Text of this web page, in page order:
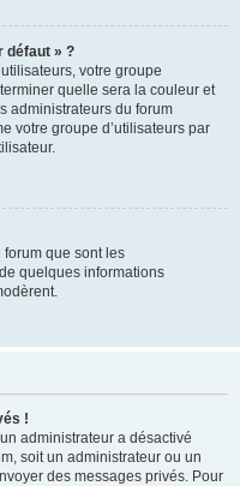
défaut » ?
votre groupe
quelle sera la couleur et
administrateurs du forum
votre groupe d’utilisateurs par
forum que sont les
quelques informations
!
administrateur a désactivé
soit un administrateur ou un
des messages privés. Pour